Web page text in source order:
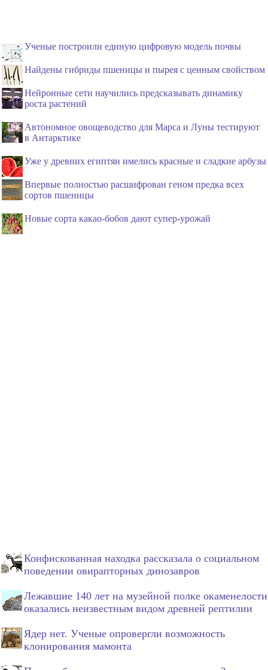
Ученые построили единую цифровую модель почвы
Найдены гибриды пшеницы и пырея с ценным свойством
Нейронные сети научились предсказывать динамику
роста растений
Автономное овощеводство для Марса и Луны тестируют
в Антарктике
Уже у древних египтян имелись красные и сладкие арбузы
Впервые полностью расшифрован геном предка всех
сортов пшеницы
Новые сорта какао-бобов дают супер-урожай
Конфискованная находка рассказала о социальном
поведении овирапторных динозавров
Лежавшие 140 лет на музейной полке окаменелости
оказались неизвестным видом древней рептилии
Ядер нет. Ученые опровергли возможность
клонирования мамонта